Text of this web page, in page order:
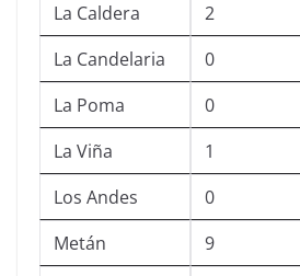
La Caldera
2
La Candelaria
0
La Poma
0
La Viña
1
Los Andes
0
Metán
9